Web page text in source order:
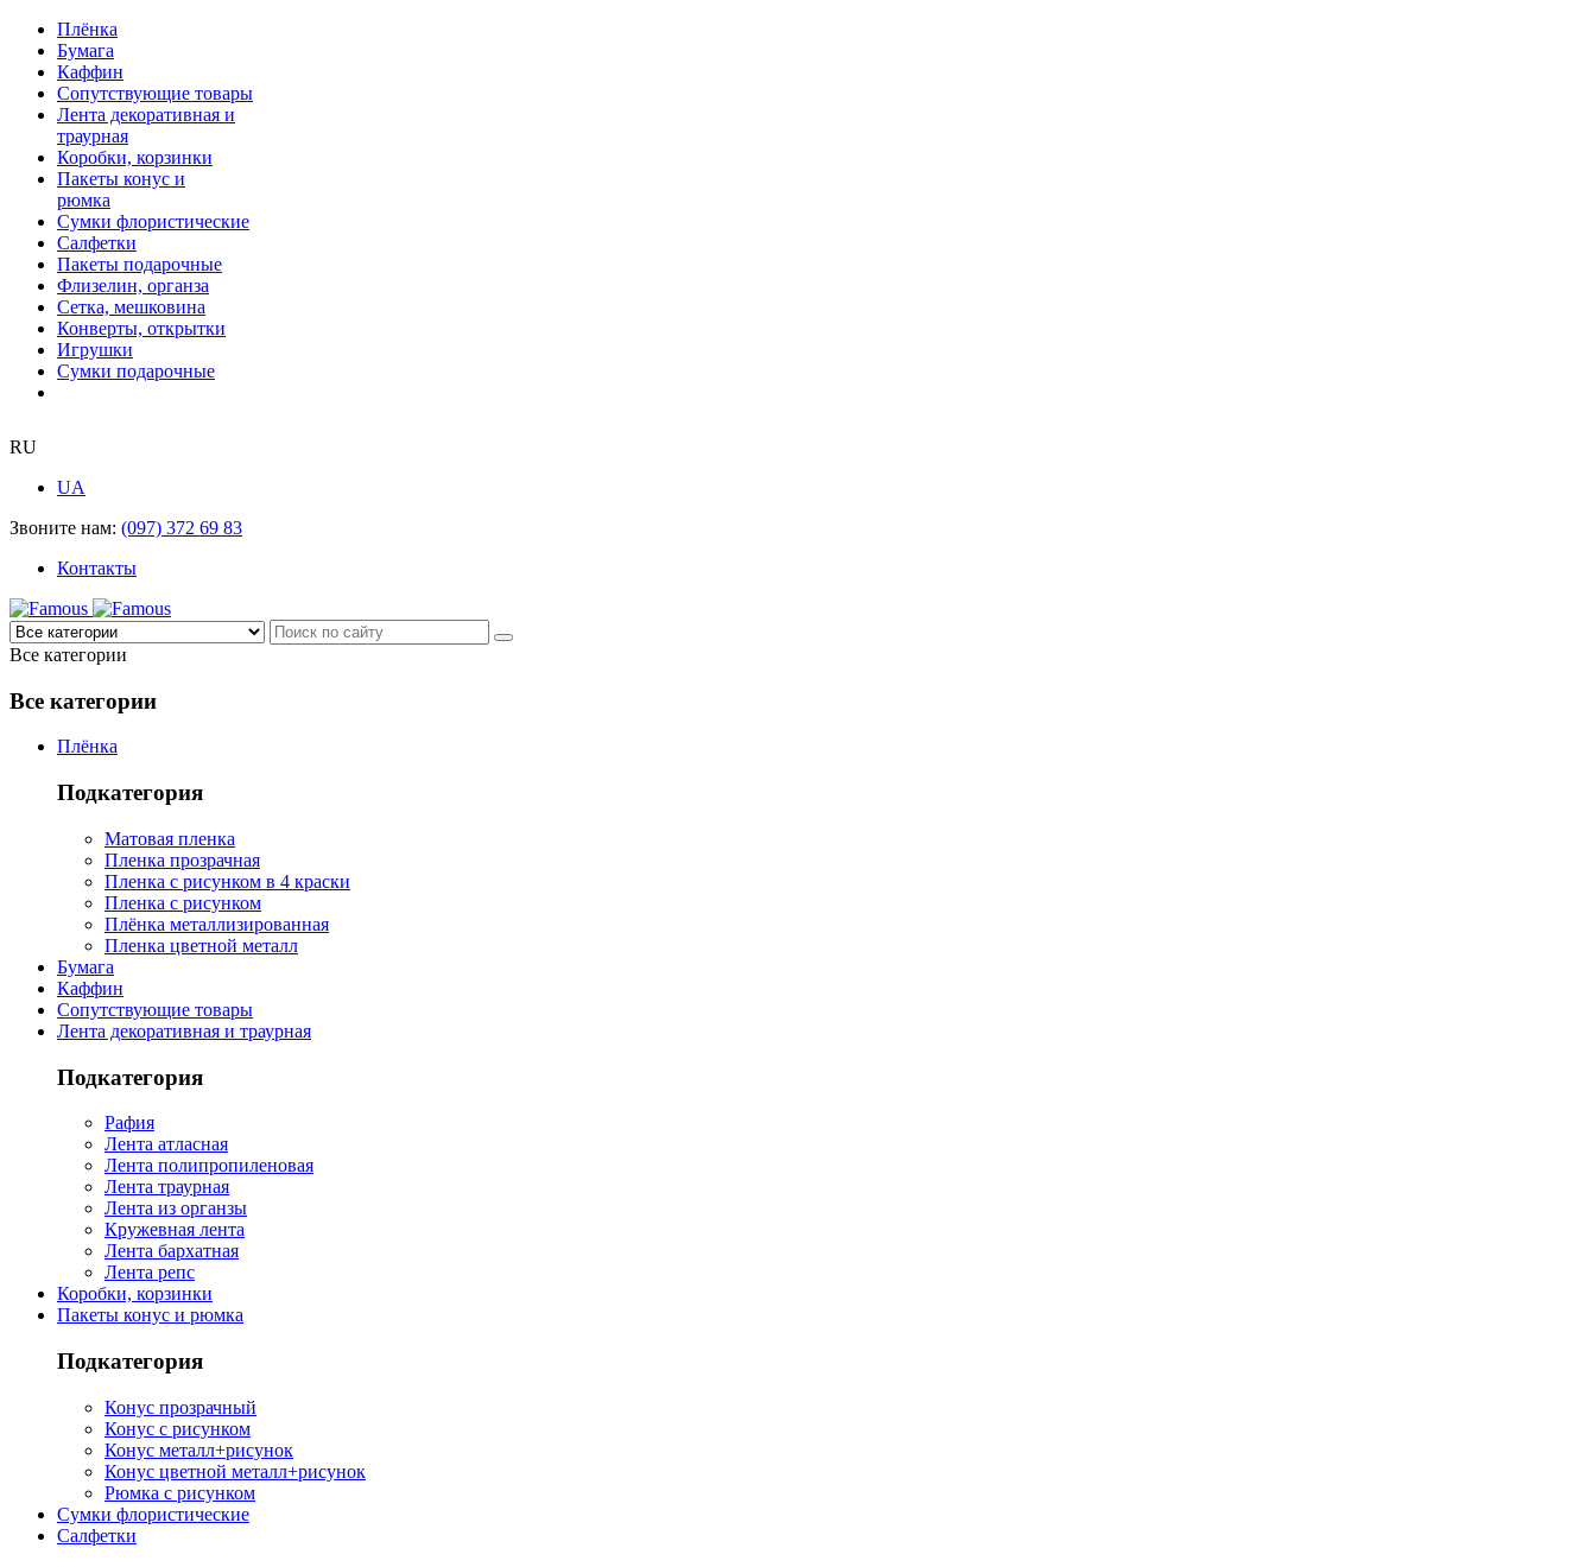
Плёнка
Бумага
Каффин
Сопутствующие товары
Лента декоративная и
траурная
Коробки, корзинки
Пакеты конус и
рюмка
Сумки флористические
Салфетки
Пакеты подарочные
Флизелин, органза
Сетка, мешковина
Конверты, открытки
Игрушки
Сумки подарочные
RU
UA
Звоните нам: (097) 372 69 83
Контакты
Все категории
Все категории
Плёнка
Подкатегория
Матовая пленка
Пленка прозрачная
Пленка с рисунком в 4 краски
Пленка с рисунком
Плёнка металлизированная
Пленка цветной металл
Бумага
Каффин
Сопутствующие товары
Лента декоративная и траурная
Подкатегория
Рафия
Лента атласная
Лента полипропиленовая
Лента траурная
Лента из органзы
Кружевная лента
Лента бархатная
Лента репс
Коробки, корзинки
Пакеты конус и рюмка
Подкатегория
Конус прозрачный
Конус с рисунком
Конус металл+рисунок
Конус цветной металл+рисунок
Рюмка с рисунком
Сумки флористические
Салфетки